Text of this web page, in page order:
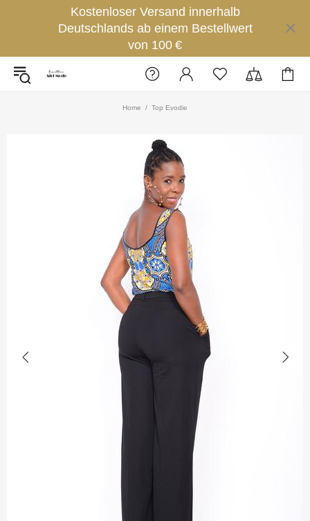
Kostenloser Versand innerhalb
Deutschlands ab einem Bestellwert
von 100 €
Home Top Evodie